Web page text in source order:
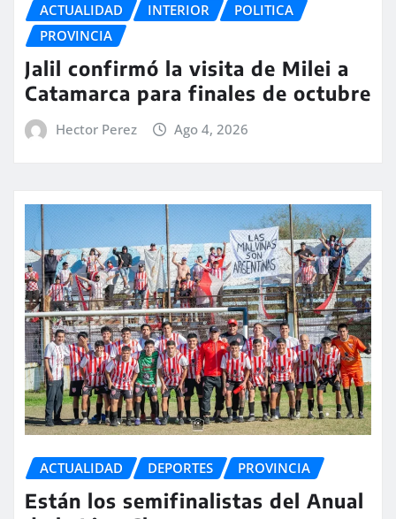
ACTUALIDAD INTERIOR
POLITICA
PROVINCIA
Jalil confirmó la visita de Milei a
Catamarca para finales de octubre
Hector Perez Ago 4, 2026
ACTUALIDAD DEPORTES PROVINCIA
Están los semifinalistas del Anual